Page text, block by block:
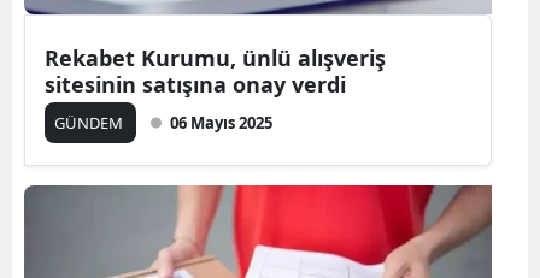
Trabzon
Tunceli
Şanlıurfa
Van
Rekabet Kurumu, ünlü alışveriş
sitesinin satışına onay verdi
GÜNDEM 06 Mayıs 2025